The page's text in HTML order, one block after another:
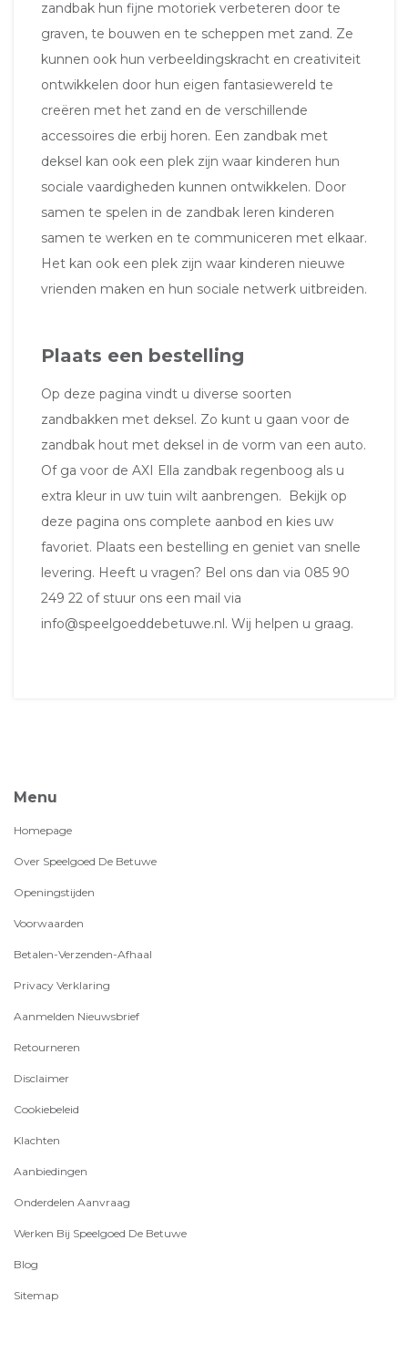
zandbak hun fijne motoriek verbeteren door te
graven, te bouwen en te scheppen met zand. Ze
kunnen ook hun verbeeldingskracht en creativiteit
ontwikkelen door hun eigen fantasiewereld te
creëren met het zand en de verschillende
accessoires die erbij horen. Een zandbak met
deksel kan ook een plek zijn waar kinderen hun
sociale vaardigheden kunnen ontwikkelen. Door
samen te spelen in de zandbak leren kinderen
samen te werken en te communiceren met elkaar.
Het kan ook een plek zijn waar kinderen nieuwe
vrienden maken en hun sociale netwerk uitbreiden.
Plaats een bestelling
Op deze pagina vindt u diverse soorten
zandbakken met deksel. Zo kunt u gaan voor de
zandbak hout met deksel in de vorm van een auto.
Of ga voor de AXI Ella zandbak regenboog als u
extra kleur in uw tuin wilt aanbrengen. Bekijk op
deze pagina ons complete aanbod en kies uw
favoriet. Plaats een bestelling en geniet van snelle
levering. Heeft u vragen? Bel ons dan via 085 90
249 22 of stuur ons een mail via
info@speelgoeddebetuwe.nl. Wij helpen u graag.
Menu
Homepage
Over Speelgoed De Betuwe
Openingstijden
Voorwaarden
Betalen-Verzenden-Afhaal
Privacy Verklaring
Aanmelden Nieuwsbrief
Retourneren
Disclaimer
Cookiebeleid
Klachten
Aanbiedingen
Onderdelen Aanvraag
Werken Bij Speelgoed De Betuwe
Blog
Sitemap